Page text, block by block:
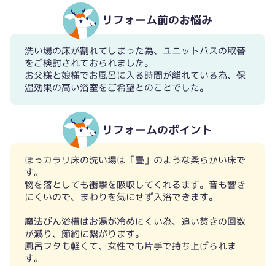
リフォーム前のお悩み
洗い場の床が割れてしまった為、ユニットバスの取替
をご検討されておられました。
お父様と娘様でお風呂に入る時間が離れている為、保
温効果の高い浴室をご希望とのことでした。
リフォームのポイント
ほっカラリ床の洗い場は「畳」のような柔らかい床で
す。
物を落としても衝撃を吸収してくれるます。音も響き
にくいので、まわりを気にせず入浴できます。
魔法びん浴槽はお湯が冷めにくい為、追い焚きの回数
が減り、節約に繋がります。
風呂フタも軽くて、女性でも片手で持ち上げられま
す。